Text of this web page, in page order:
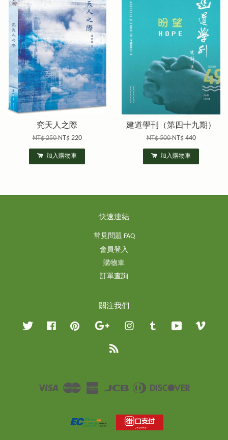
究天人之際
NT$ 250NT$ 220
加入購物車
建道學刊（第四十九期）
NT$ 500NT$ 440
加入購物車
快速連結
常見問題 FAQ
會員登入
購物車
訂單查詢
關注我們
Twitter Facebook Pinterest Google InstagramTumblr YouTube
Visa Master
American
JCB
Diners